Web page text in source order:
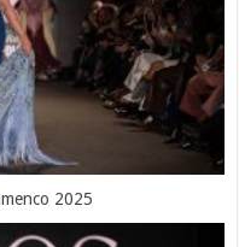
2025